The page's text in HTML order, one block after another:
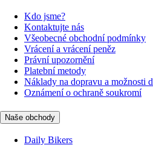
Kdo jsme?
Kontaktujte nás
Všeobecné obchodní podmínky
Vrácení a vrácení peněz
Právní upozornění
Platební metody
Náklady na dopravu a možnosti
Oznámení o ochraně soukromí
Naše obchody
Daily Bikers